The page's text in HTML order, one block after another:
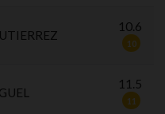
10.6
10
11.5
11